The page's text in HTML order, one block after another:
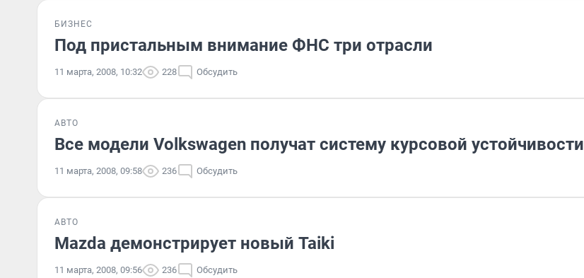
БИЗНЕС
Под пристальным внимание ФНС три отрасли
11 марта, 2008, 10:32 228 Обсудить
АВТО
Все модели Volkswagen получат систему курсовой устойчивости
11 марта, 2008, 09:58 236 Обсудить
АВТО
Mazda демонстрирует новый Taiki
11 марта, 2008, 09:56 236 Обсудить